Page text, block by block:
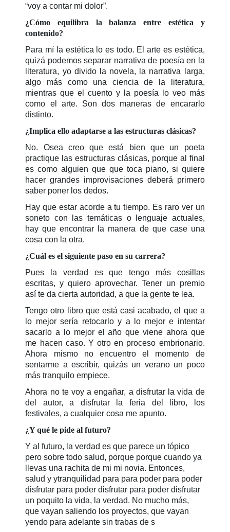
“voy a contar mi dolor”.
¿Cómo equilibra la balanza entre estética y
contenido?
Para mí la estética lo es todo. El arte es estética,
quizá podemos separar narrativa de poesía en la
literatura, yo divido la novela, la narrativa larga,
algo más como una ciencia de la literatura,
mientras que el cuento y la poesía lo veo más
como el arte. Son dos maneras de encararlo
distinto.
¿Implica ello adaptarse a las estructuras clásicas?
No. Osea creo que está bien que un poeta
practique las estructuras clásicas, porque al final
es como alguien que que toca piano, si quiere
hacer grandes improvisaciones deberá primero
saber poner los dedos.
Hay que estar acorde a tu tiempo. Es raro ver un
soneto con las temáticas o lenguaje actuales,
hay que encontrar la manera de que case una
cosa con la otra.
¿Cuál es el siguiente paso en su carrera?
Pues la verdad es que tengo más cosillas
escritas, y quiero aprovechar. Tener un premio
así te da cierta autoridad, a que la gente te lea.
Tengo otro libro que está casi acabado, el que a
lo mejor sería retocarlo y a lo mejor e intentar
sacarlo a lo mejor el año que viene ahora que
me hacen caso. Y otro en proceso embrionario.
Ahora mismo no encuentro el momento de
sentarme a escribir, quizás un verano un poco
más tranquilo empiece.
Ahora no te voy a engañar, a disfrutar la vida de
del autor, a disfrutar la feria del libro, los
festivales, a cualquier cosa me apunto.
¿Y qué le pide al futuro?
Y al futuro, la verdad es que parece un tópico
pero sobre todo salud, porque porque cuando ya
llevas una rachita de mi mi novia. Entonces,
salud y ytranquilidad para para poder para poder
disfrutar para poder disfrutar para poder disfrutar
un poquito la vida, la verdad. No mucho más,
que vayan saliendo los proyectos, que vayan
yendo para adelante sin trabas de s